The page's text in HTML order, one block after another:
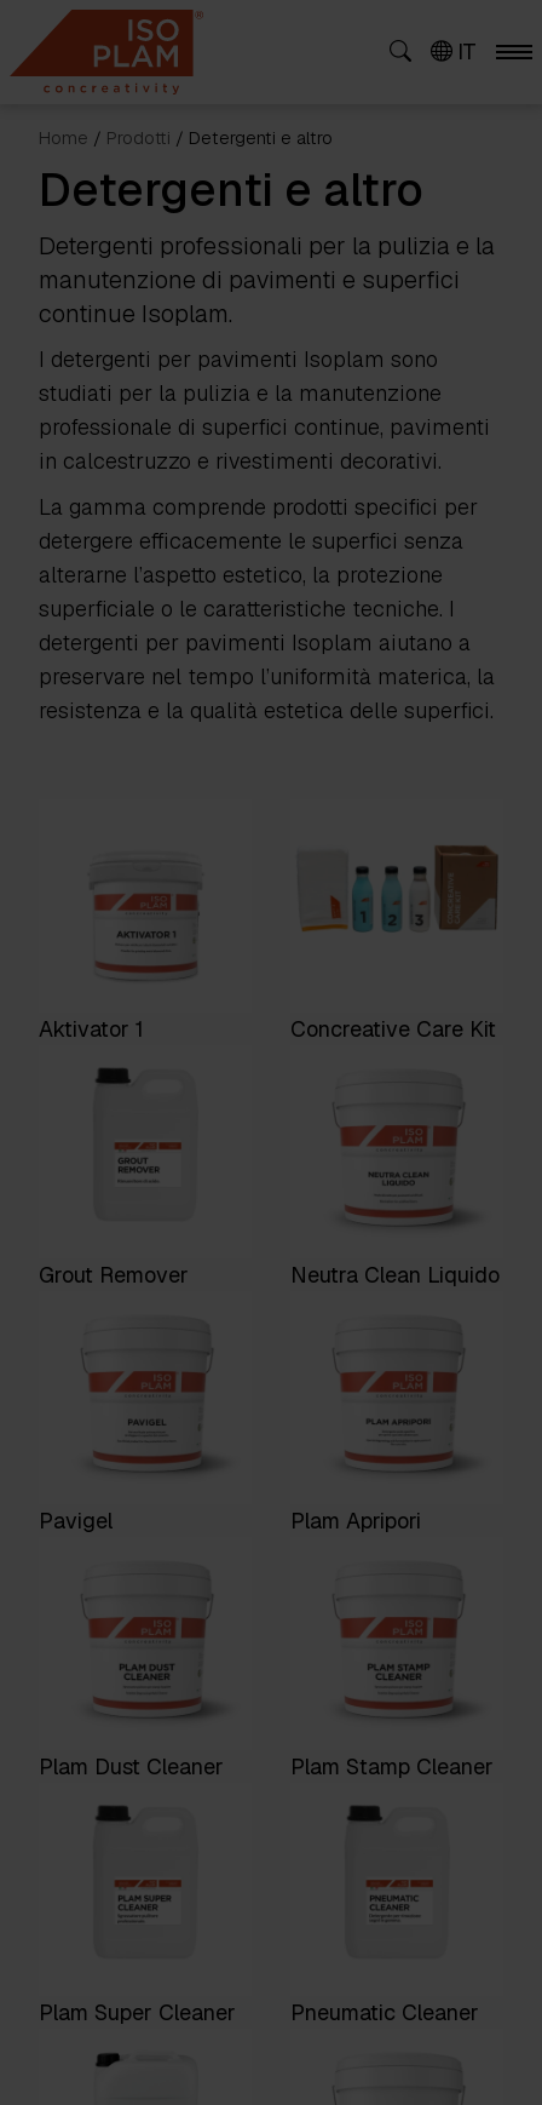
content
IT
Home / Prodotti / Detergenti e altro
Detergenti e altro
Detergenti professionali per la pulizia e la
manutenzione di pavimenti e superfici
continue Isoplam.
I detergenti per pavimenti Isoplam sono
studiati per la pulizia e la manutenzione
professionale di superfici continue, pavimenti
in calcestruzzo e rivestimenti decorativi.
La gamma comprende prodotti specifici per
detergere efficacemente le superfici senza
alterarne l’aspetto estetico, la protezione
superficiale o le caratteristiche tecniche. I
detergenti per pavimenti Isoplam aiutano a
preservare nel tempo l’uniformità materica, la
resistenza e la qualità estetica delle superfici.
Aktivator 1 Concreative Care Kit
Grout Remover Neutra Clean Liquido
Pavigel Plam Apripori
Plam Dust Cleaner Plam Stamp Cleaner
Plam Super Cleaner Pneumatic Cleaner